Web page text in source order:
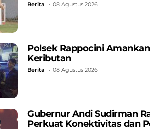
Berita 08 Agustus 2026
Polsek Rappocini
Keributan
Berita 08 Agustus 2026
Gubernur Andi Sudirman
Perkuat Konektivitas dan